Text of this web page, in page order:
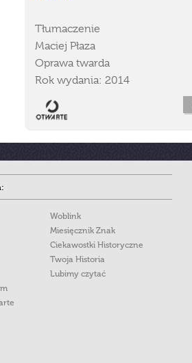
Tłumaczenie
Maciej Płaza
Oprawa twarda
Rok wydania: 2014
Woblink
Miesięcznik Znak
Ciekawostki Historyczne
Twoja Historia
Lubimy czytać